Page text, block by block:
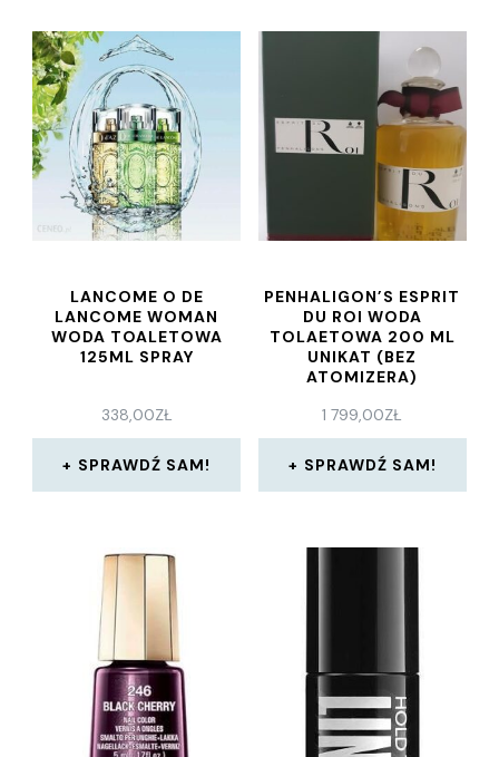
LANCOME O DE
LANCOME WOMAN
WODA TOALETOWA
125ML SPRAY
338,00ZŁ
SPRAWDŹ SAM!
PENHALIGON’S ESPRIT
DU ROI WODA
TOLAETOWA 200 ML
UNIKAT (BEZ
ATOMIZERA)
1 799,00ZŁ
SPRAWDŹ SAM!